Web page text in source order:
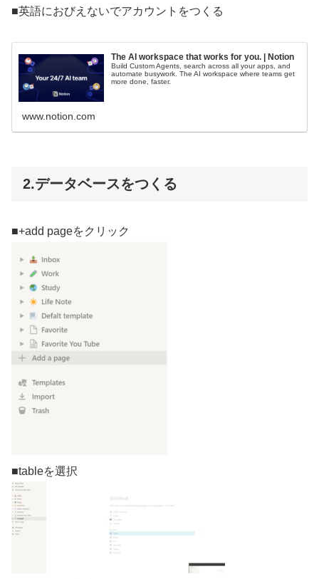
■英語におびえないでアカウントをつくる
The AI workspace that works for you. | Notion
Build Custom Agents, search across all your apps, and
automate busywork. The AI workspace where teams get
more done, faster.
www.notion.com
2.データベースをつくる
■+add pageをクリック
■tableを選択